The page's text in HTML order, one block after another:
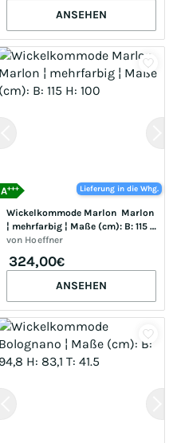
ANSEHEN
Lieferung in die Whg.
A+++
Wickelkommode Marlon  Marlon
¦ mehrfarbig ¦ Maße (cm): B: 115
H: 100
von Hoeffner
324,00€
ANSEHEN